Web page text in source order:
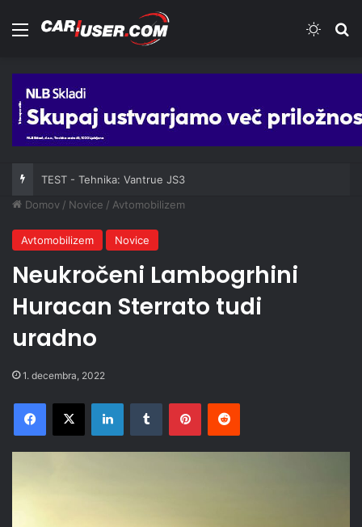
Meni
TEST - Tehnika: Vantrue JS3
Domov / Novice / Avtomobilizem
Avtomobilizem Novice
Neukročeni Lambogrhini
Huracan Sterrato tudi
uradno
1. decembra, 2022
Facebook
X LinkedInTumblr PinterestReddit